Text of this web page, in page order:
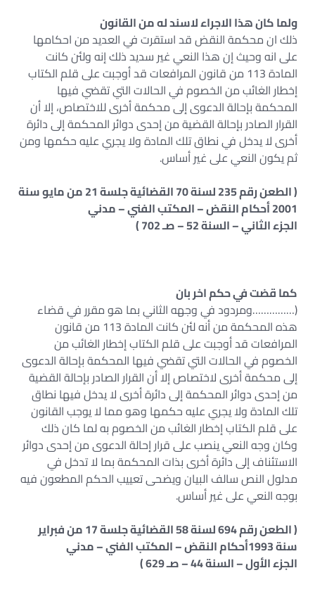
ولما كان هذا الاجراء لاسند له من القانون
ذلك ان محكمة النقض قد استقرت في العديد من احكامها
على انه وحيث إن هذا النعي غير سديد ذلك إنه ولئن كانت
المادة 113 من قانون المرافعات قد أوجبت على قلم الكتاب
إخطار الغائب من الخصوم في الحالات التي تقضي فيها
المحكمة بإحالة الدعوى إلى محكمة أخرى للاختصاص، إلا أن
القرار الصادر بإحالة القضية من إحدى دوائر المحكمة إلى دائرة
أخرى لا يدخل في نطاق تلك المادة ولا يجري عليه حكمها ومن
ثم يكون النعي على غير أساس.
( الطعن رقم 235 لسنة 70 القضائية جلسة 21 من مايو سنة
2001 أحكام النقض – المكتب الفني – مدني
الجزء الثاني – السنة 52 – صـ 702 )
كما قضت في حكم اخر بان
(……………ومردود في وجهه الثاني بما هو مقرر في قضاء
هذه المحكمة من أنه لئن كانت المادة 113 من قانون
المرافعات قد أوجبت على قلم الكتاب إخطار الغائب من
الخصوم في الحالات التي تقضي فيها المحكمة بإحالة الدعوى
إلى محكمة أخرى لاختصاص إلا أن القرار الصادر بإحالة القضية
من إحدى دوائر المحكمة إلى دائرة أخرى لا يدخل فيها نطاق
تلك المادة ولا يجري عليه حكمها وهو مما لا يوجب القانون
على قلم الكتاب إخطار الغائب من الخصوم به لما كان ذلك
وكان وجه النعي ينصب على قرار إحالة الدعوى من إحدى دوائر
الاستئناف إلى دائرة أخرى بذات المحكمة بما لا تدخل في
مدلول النص سالف البيان ويضحى تعييب الحكم المطعون فيه
بوجه النعي على غير أساس.
( الطعن رقم 694 لسنة 58 القضائية جلسة 17 من فبراير
سنة 1993أحكام النقض – المكتب الفني – مدني
الجزء الأول – السنة 44 – صـ 629 )